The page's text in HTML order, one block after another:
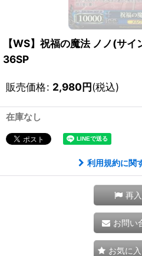
【WS】祝福の魔法 ノノ(サ
36SP
販売価格: 2,980円(税込)
在庫なし
利用規約に関
再
お問い
お気に